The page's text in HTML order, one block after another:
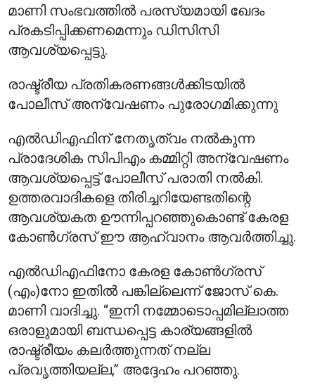
മാണി സംഭവത്തിൽ പരസ്യമായി ഖേദം
പ്രകടിപ്പിക്കണമെന്നും ഡിസിസി
ആവശ്യപ്പെട്ടു.
രാഷ്ട്രീയ പ്രതികരണങ്ങൾക്കിടയിൽ
പോലീസ് അന്വേഷണം പുരോഗമിക്കുന്നു
എൽഡിഎഫിന് നേതൃത്വം നൽകുന്ന
പ്രാദേശിക സിപിഎം കമ്മിറ്റി അന്വേഷണം
ആവശ്യപ്പെട്ട് പോലീസ് പരാതി നൽകി.
ഉത്തരവാദികളെ തിരിച്ചറിയേണ്ടതിന്റെ
ആവശ്യകത ഊന്നിപ്പറഞ്ഞുകൊണ്ട് കേരള
കോൺഗ്രസ് ഈ ആഹ്വാനം ആവർത്തിച്ചു.
എൽഡിഎഫിനോ കേരള കോൺഗ്രസ്
(എം)നോ ഇതിൽ പങ്കില്ലെന്ന് ജോസ് കെ.
മാണി വാദിച്ചു. “ഇനി നമ്മോടൊപ്പമില്ലാത്ത
ഒരാളുമായി ബന്ധപ്പെട്ട കാര്യങ്ങളിൽ
രാഷ്ട്രീയം കലർത്തുന്നത് നല്ല
പ്രവൃത്തിയല്ല,” അദ്ദേഹം പറഞ്ഞു.